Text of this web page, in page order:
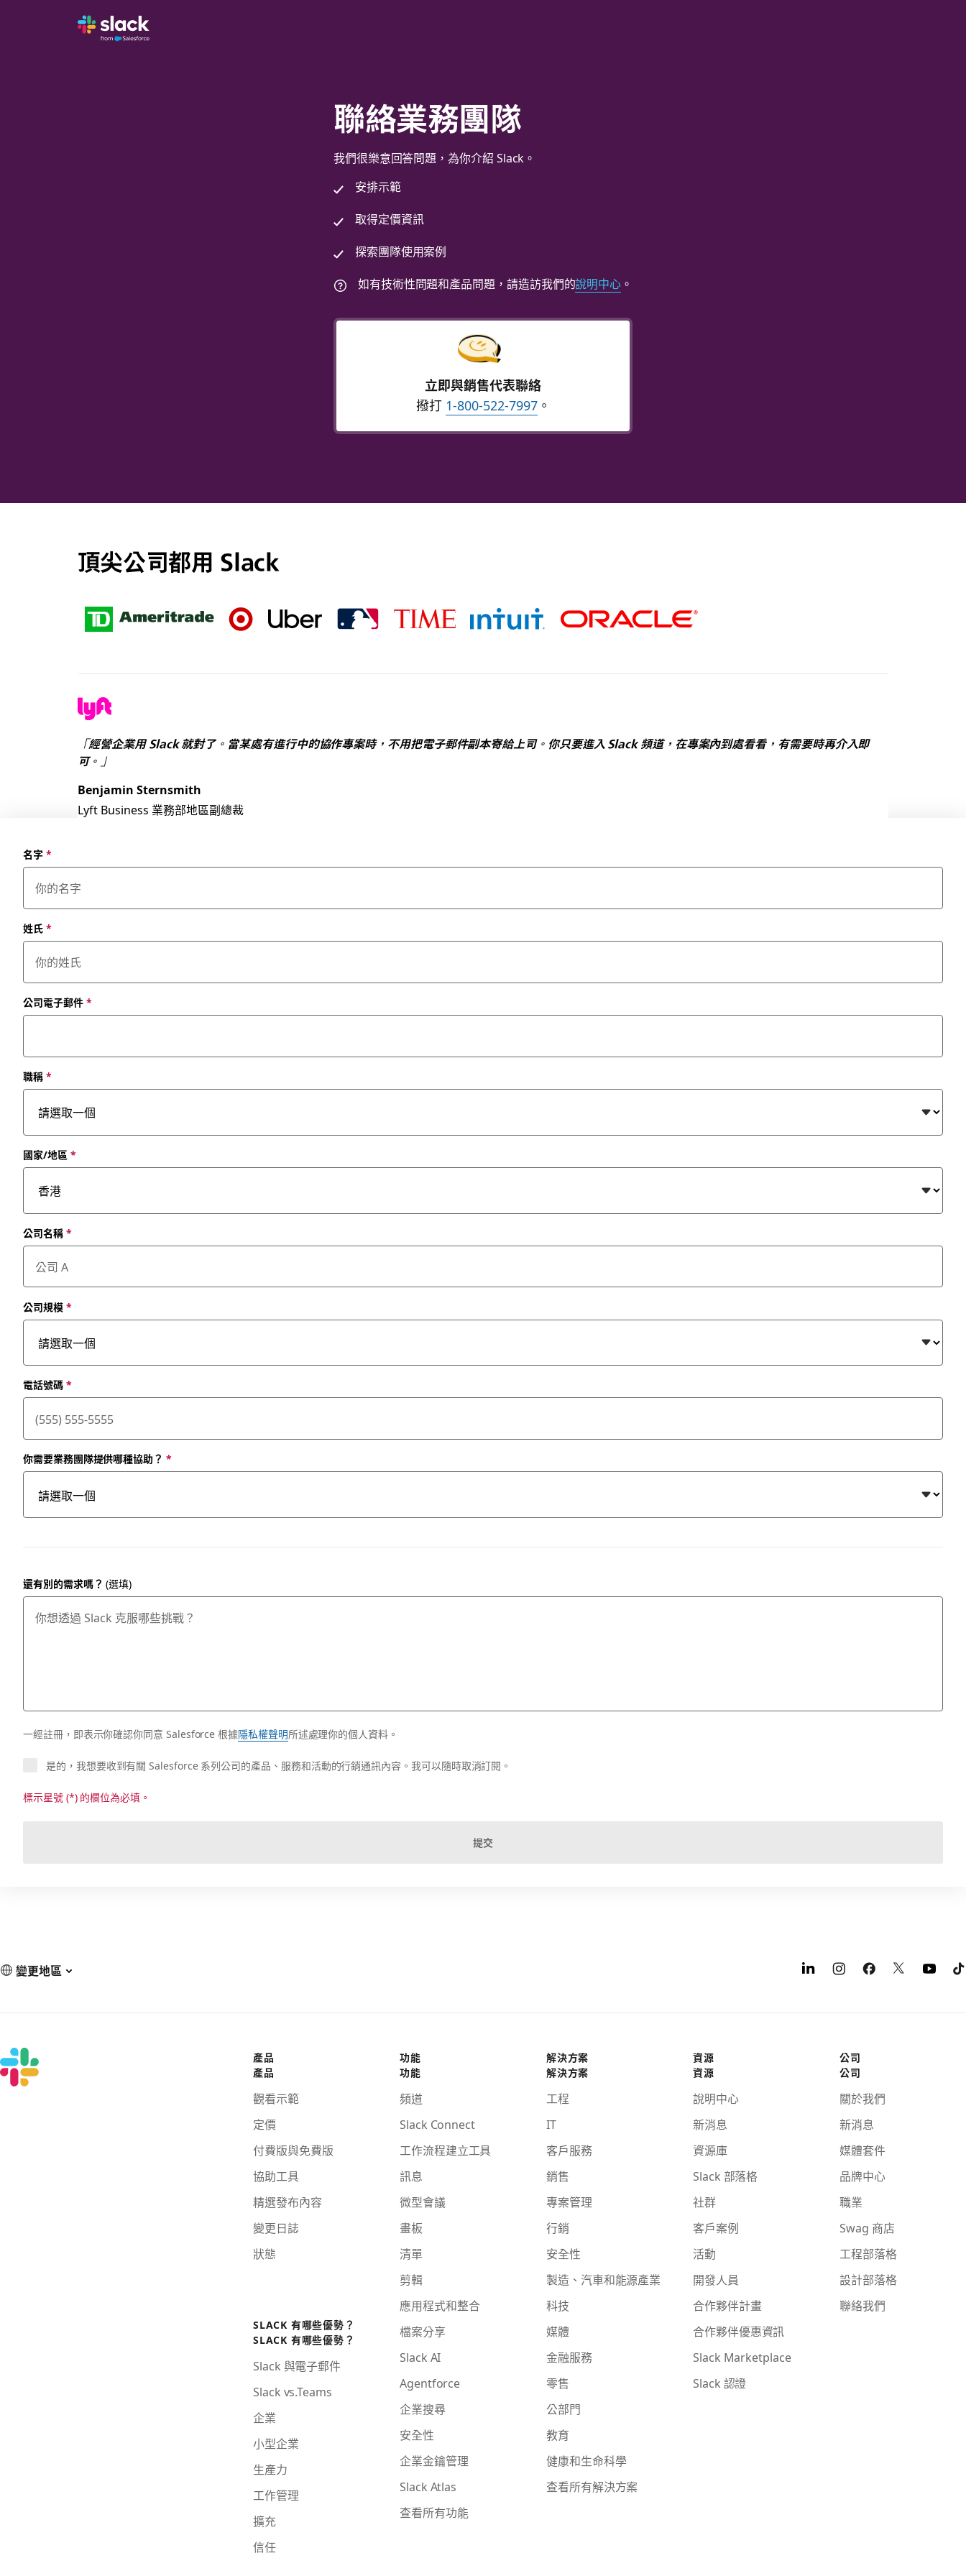
聯絡業務團隊
我們很樂意回答問題，為你介紹 Slack。
安排示範
取得定價資訊
探索團隊使用案例
如有技術性問題和產品問題，請造訪我們的說明中心 。
立即與銷售代表聯絡
撥打 1-800-522-7997。
頂尖公司都用 Slack
「經營企業用 Slack 就對了。當某處有進行中的協作專案時，不用把電子郵件副本寄給上司。你只要進入 Slack 頻道，在專案內到處看看，有需要時再介入即
可。」
Benjamin Sternsmith
Lyft Business 業務部地區副總裁
名字*
姓氏*
公司電子郵件*
職稱*
國家/地區 *
公司名稱*
公司規模*
電話號碼*
你需要業務團隊提供哪種協助？ *
還有別的需求嗎？ (選填)
一經註冊，即表示你確認你同意 Salesforce 根據隱私權聲明所述處理你的個人資料。
是的，我想要收到有關 Salesforce 系列公司的產品、服務和活動的行銷通訊內容。我可以隨時取消訂閱。
標示星號 (*) 的欄位為必填。
提交
變更地區
產品
產品
觀看示範
定價
付費版與免費版
協助工具
精選發布內容
變更日誌
狀態
SLACK 有哪些優勢？
SLACK 有哪些優勢？
Slack 與電子郵件
Slack vs.Teams
企業
小型企業
生產力
工作管理
擴充
信任
功能
功能
頻道
Slack Connect
工作流程建立工具
訊息
微型會議
畫板
清單
剪輯
應用程式和整合
檔案分享
Slack AI
Agentforce
企業搜尋
安全性
企業金鑰管理
Slack Atlas
查看所有功能
解決方案
解決方案
工程
IT
客戶服務
銷售
專案管理
行銷
安全性
製造、汽車和能源產業
科技
媒體
金融服務
零售
公部門
教育
健康和生命科學
查看所有解決方案
資源
資源
說明中心
新消息
資源庫
Slack 部落格
社群
客戶案例
活動
開發人員
合作夥伴計畫
合作夥伴優惠資訊
Slack Marketplace
Slack 認證
公司
公司
關於我們
新消息
媒體套件
品牌中心
職業
Swag 商店
工程部落格
設計部落格
聯絡我們